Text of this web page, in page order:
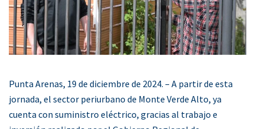
Punta Arenas, 19 de diciembre de 2024. – A partir de esta
jornada, el sector periurbano de Monte Verde Alto, ya
cuenta con suministro eléctrico, gracias al trabajo e